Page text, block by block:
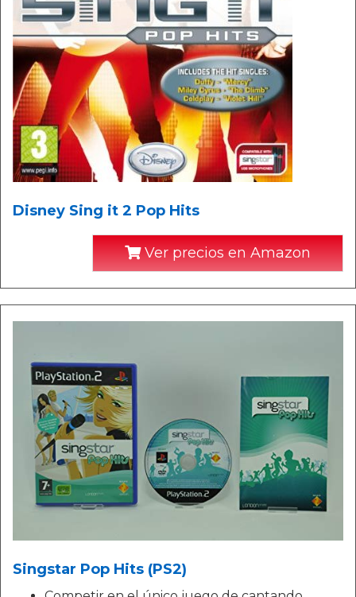
Disney Sing it 2 Pop Hits
Ver precios en Amazon
Singstar Pop Hits (PS2)